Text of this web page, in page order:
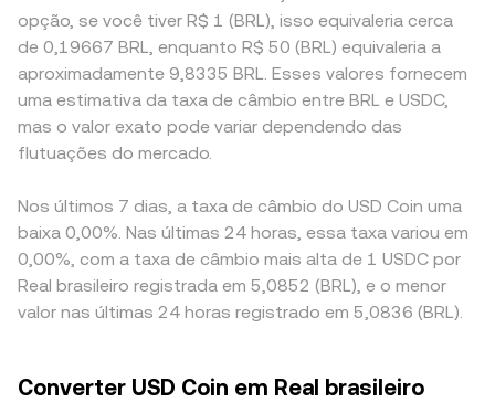
opção, se você tiver R$ 1 (BRL), isso equivaleria cerca
de 0,19667 BRL, enquanto R$ 50 (BRL) equivaleria a
aproximadamente 9,8335 BRL. Esses valores fornecem
uma estimativa da taxa de câmbio entre BRL e USDC,
mas o valor exato pode variar dependendo das
flutuações do mercado.
Nos últimos 7 dias, a taxa de câmbio do USD Coin uma
baixa 0,00%. Nas últimas 24 horas, essa taxa variou em
0,00%, com a taxa de câmbio mais alta de 1 USDC por
Real brasileiro registrada em 5,0852 (BRL), e o menor
valor nas últimas 24 horas registrado em 5,0836 (BRL).
Converter USD Coin em Real brasileiro